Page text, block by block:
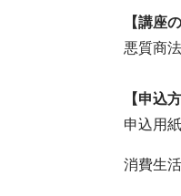
【講座
悪質商
【申込
申込用
消費生